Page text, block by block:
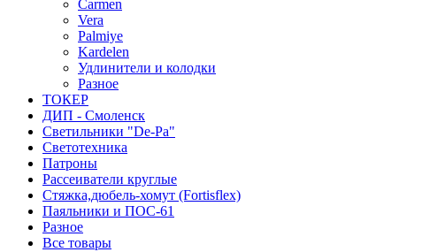
Carmen
Vera
Palmiye
Kardelen
Удлинители и колодки
Разное
ТОКЕР
ДИП - Смоленск
Светильники "De-Pa"
Светотехника
Патроны
Рассеиватели круглые
Стяжка,дюбель-хомут (Fortisflex)
Паяльники и ПОС-61
Разное
Все товары